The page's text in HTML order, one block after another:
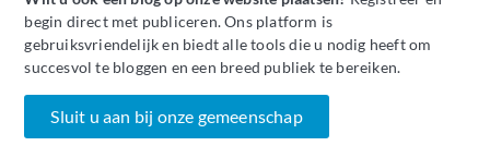
begin direct met publiceren. Ons platform is
gebruiksvriendelijk en biedt alle tools die u nodig heeft om
succesvol te bloggen en een breed publiek te bereiken.
Sluit u aan bij onze gemeenschap